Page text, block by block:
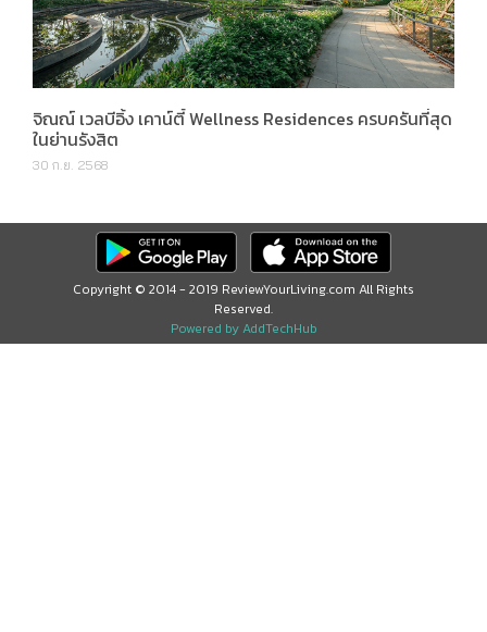
จิณณ์ เวลบีอิ้ง เคาน์ตี้ Wellness Residences ครบครันที่สุด
ในย่านรังสิต
30 ก.ย. 2568
Copyright © 2014 - 2019 ReviewYourLiving.com All Rights
Reserved.
Powered by AddTechHub